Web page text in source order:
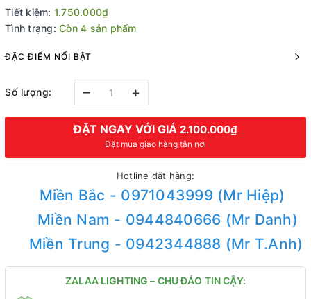
Tiết kiệm: 1.750.000₫
Tình trạng: Còn 4 sản phẩm
ĐẶC ĐIỂM NỔI BẬT
Số lượng: – +
ĐẶT NGAY VỚI GIÁ 2.100.000₫
Đặt mua giao hàng tận nơi
Hotline đặt hàng:
Miền Bắc - 0971043999 (Mr Hiệp)
Miền Nam - 0944840666 (Mr Danh)
Miền Trung - 0942344888 (Mr T.Anh)
ZALAA LIGHTING – CHU ĐÁO TIN CẬY: